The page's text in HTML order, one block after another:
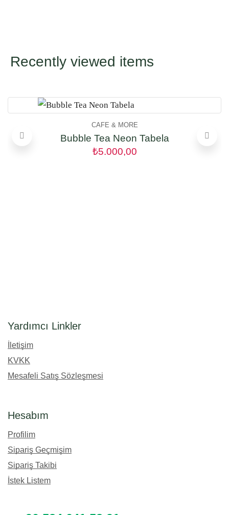
Recently viewed items
CAFE & MORE
Bubble Tea Neon Tabela
₺5.000,00
Yardımcı Linkler
İletişim
KVKK
Mesafeli Satış Sözleşmesi
Hesabım
Profilim
Sipariş Geçmişim
Sipariş Takibi
İstek Listem